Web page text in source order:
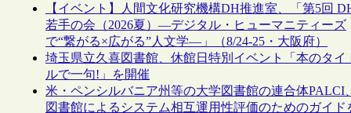
【イベント】人間文化研究機構DH推進室、「第5回
若手の会（2026夏）―デジタル・ヒューマニティーズ
で“繋がる×広がる”人文学―」（8/24-25・大阪府）
埼玉県立久喜図書館、休館日特別イベント「本のタイ
ルで一句!」を開催
米・ペンシルバニア州等の大学図書館の連合体PALCI、
図書館によるシステム相互運用性評価のためのガイド